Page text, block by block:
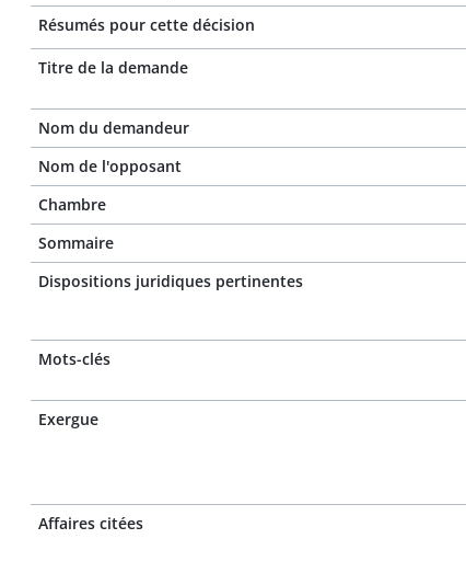
Résumés pour cette décision
Titre de la demande
Nom du demandeur
Nom de l'opposant
Chambre
Sommaire
Dispositions juridiques pertinentes
Mots-clés
Exergue
Affaires citées